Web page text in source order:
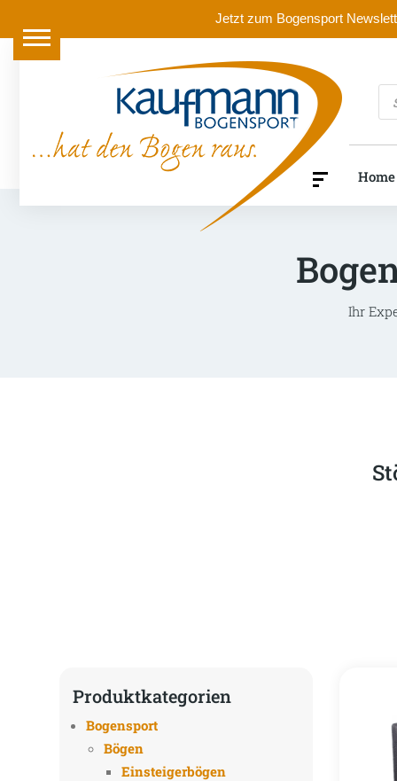
Jetzt zum Bogensport
Home
Ihr
Produktkategorien
Bogensport
Bögen
Einsteigerbögen